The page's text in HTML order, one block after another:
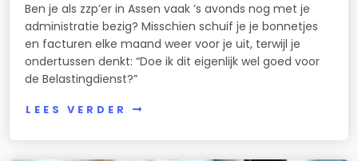
Ben je als zzp’er in Assen vaak ’s avonds nog met je
administratie bezig? Misschien schuif je je bonnetjes
en facturen elke maand weer voor je uit, terwijl je
ondertussen denkt: “Doe ik dit eigenlijk wel goed voor
de Belastingdienst?”
LEES VERDER